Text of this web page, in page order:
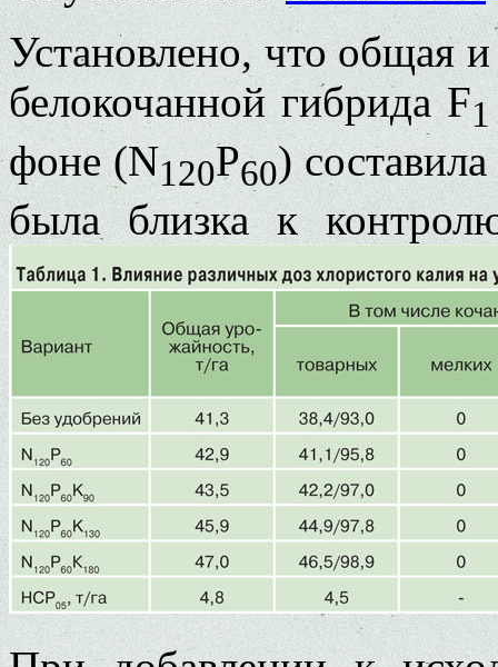
Установлено, что общая
белокочанной гибрида F1
фоне (N120P60)
была близка к